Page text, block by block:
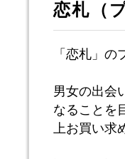
恋札（
「恋札」
男女の出会
なることを
上お買い求